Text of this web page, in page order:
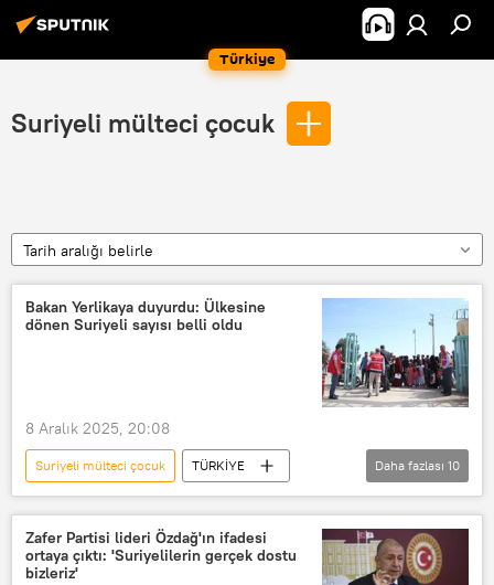
Türkiye
Suriyeli mülteci çocuk
Tarih aralığı belirle
Bakan Yerlikaya duyurdu: Ülkesine
dönen Suriyeli sayısı belli oldu
8 Aralık 2025, 20:08
Suriyeli mülteci çocuk
TÜRKİYE
Türkiye
Suriye
Suriye Devlet Başkanlığı
Suriye hükümeti
Daha fazlası 10
Zafer Partisi lideri Özdağ'ın ifadesi
ortaya çıktı: 'Suriyelilerin gerçek dostu
bizleriz'